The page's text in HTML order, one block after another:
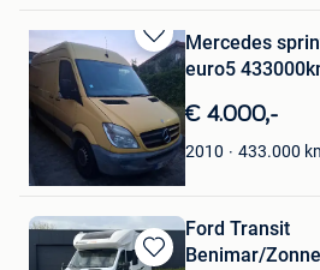
Bewaren
in
Mijn
Favorieten
Mercedes
euro5
€ 4.000,-
2010 433.000
mc
Zomergem
Ford Transit
Benimar/